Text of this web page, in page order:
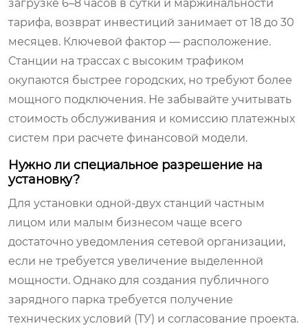
загрузке 6–8 часов в сутки и маржинальности
тарифа, возврат инвестиций занимает от 18 до 30
месяцев. Ключевой фактор — расположение.
Станции на трассах с высоким трафиком
окупаются быстрее городских, но требуют более
мощного подключения. Не забывайте учитывать
стоимость обслуживания и комиссию платежных
систем при расчете финансовой модели.
Нужно ли специальное разрешение на
установку?
Для установки одной-двух станций частным
лицом или малым бизнесом чаще всего
достаточно уведомления сетевой организации,
если не требуется увеличение выделенной
мощности. Однако для создания публичного
зарядного парка требуется получение
технических условий (ТУ) и согласование проекта.